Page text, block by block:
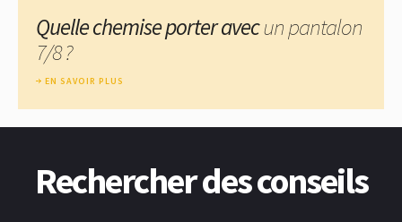
Quelle chemise porter avecun pantalon
7/8 ?
EN SAVOIR PLUS
Rechercher des conseils